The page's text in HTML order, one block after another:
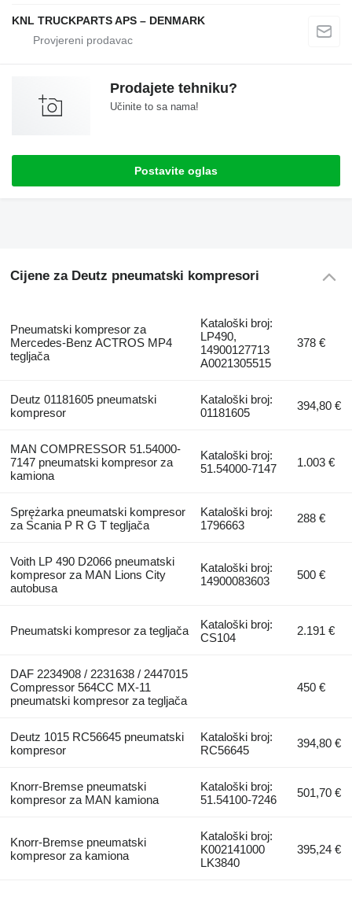
KNL TRUCKPARTS APS – DENMARK
Prodajete tehniku?
Učinite to sa nama!
Postavite oglas
Cijene za Deutz pneumatski kompresori
Pneumatski kompresor za
Mercedes-Benz ACTROS MP4
tegljača
Kataloški broj:
LP490,
14900127713
A0021305515
378 €
Deutz 01181605 pneumatski
kompresor
Kataloški broj:
01181605
394,80 €
MAN COMPRESSOR 51.54000-
7147 pneumatski kompresor za
kamiona
Kataloški broj:
51.54000-7147
1.003 €
Sprężarka pneumatski kompresor
za Scania P R G T tegljača
Kataloški broj:
1796663
288 €
Voith LP 490 D2066 pneumatski
kompresor za MAN Lions City
autobusa
Kataloški broj:
14900083603
500 €
Pneumatski kompresor za tegljača
Kataloški broj:
CS104
2.191 €
DAF 2234908 / 2231638 / 2447015
Compressor 564CC MX-11
pneumatski kompresor za tegljača
450 €
Deutz 1015 RC56645 pneumatski
kompresor
Kataloški broj:
RC56645
394,80 €
Knorr-Bremse pneumatski
kompresor za MAN kamiona
Kataloški broj:
51.54100-7246
501,70 €
Knorr-Bremse pneumatski
kompresor za kamiona
Kataloški broj:
K002141000
LK3840
395,24 €